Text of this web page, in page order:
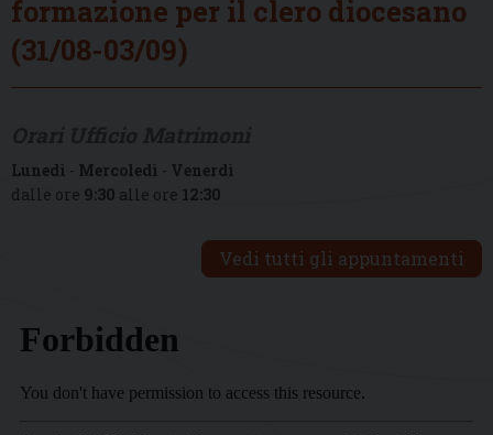
formazione per il clero diocesano
(31/08-03/09)
Lunedì - Mercoledì - Venerdì
dalle ore 9:30 alle ore 12:30
Vedi tutti gli appuntamenti